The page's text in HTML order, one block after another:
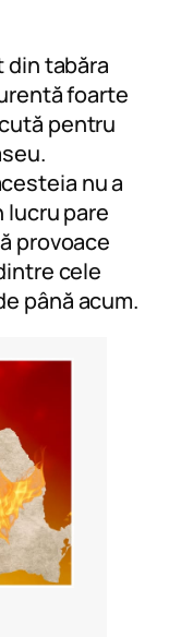
din tabăra
foarte
pentru
nu a
lucru pare
provoace
cele
până acum.